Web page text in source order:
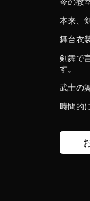
本来、
舞台衣
剣舞で
す。
武士の
時間的